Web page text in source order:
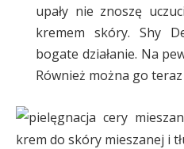
upały nie znoszę
kremem skóry. Shy
bogate działanie. Na
Również można go